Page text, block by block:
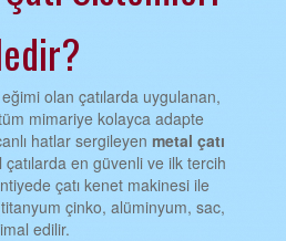
olan çatılarda uygulanan,
mimariye kolayca adapte
hatlar sergileyenmetal çatı
en güvenli ve ilk tercih
çatı kenet makinesi ile
çinko, alüminyum, sac,
edilir.